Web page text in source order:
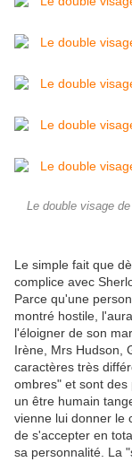
Le double visage
Le simple fait que
complice avec
Parce qu'une
montré hostile,
l'éloigner de son
Irène, Mrs Hudson,
caractères très
ombres" et sont
un être humain
vienne lui donner le
de s'accepter en
sa personnalité. La